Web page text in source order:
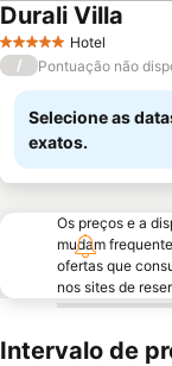
5 Estrelas Hotel
Durali Villa
/ Pontuação não
Selecione as
exatos.
Os preços e a
mudam
ofertas que
nos sites de
Intervalo de